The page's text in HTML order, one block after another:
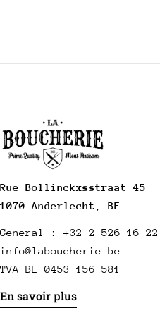
Rue Bollinckxsstraat 45
1070 Anderlecht, BE
General : +32 2 526 16 22
info@laboucherie.be
TVA BE 0453 156 581
En savoir plus